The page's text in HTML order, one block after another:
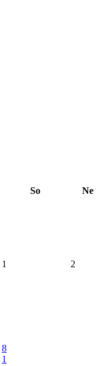
So Ne
1 2
8
1